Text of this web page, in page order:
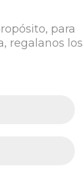
para
regalanos los